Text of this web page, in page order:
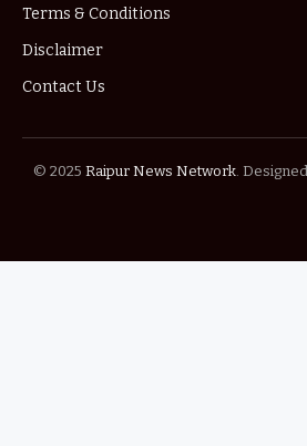
Terms & Conditions
Disclaimer
Contact Us
© 2025 Raipur News Network.